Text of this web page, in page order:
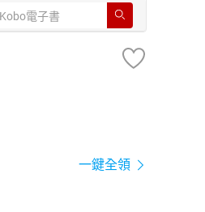
一鍵全領